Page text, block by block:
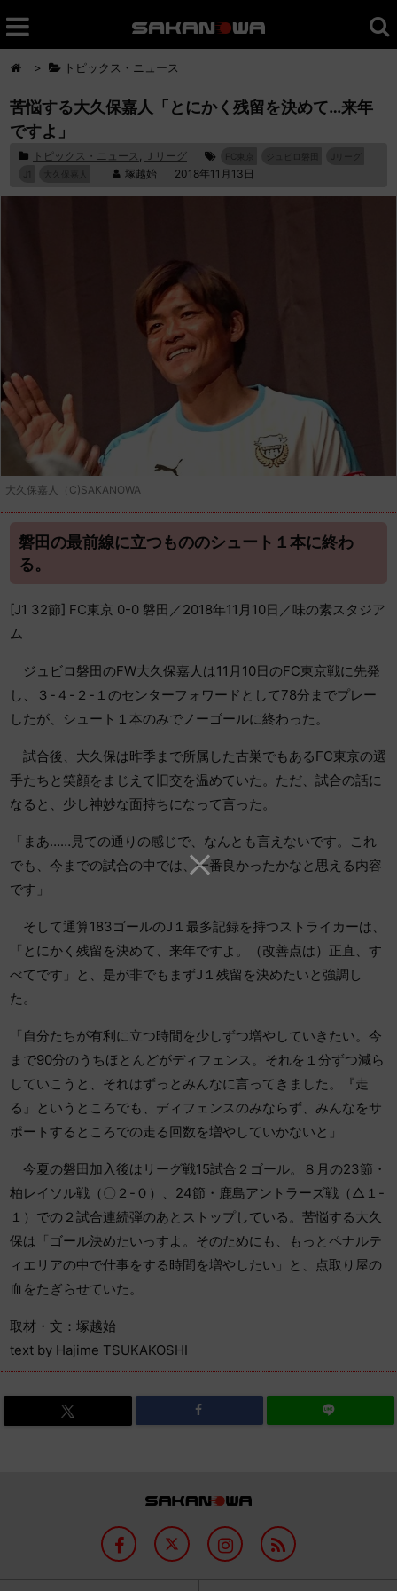
> トピックス・ニュース
苦悩する大久保嘉人「とにかく残留を決めて…来年
ですよ」
トピックス・ニュース , Ｊリーグ
大久保嘉人 塚越始 2018年11月13日
大久保嘉人（C)SAKANOWA
磐田の最前線に立つもののシュート１本に終わ
る。
[J1 32節] FC東京 0-0 磐田／2018年11月10日／味の素スタジア
ム
ジュビロ磐田のFW大久保嘉人は11月10日のFC東京戦に先発
し、３-４-２-１のセンターフォワードとして78分までプレー
したが、シュート１本のみでノーゴールに終わった。
試合後、大久保は昨季まで所属した古巣でもあるFC東京の選
手たちと笑顔をまじえて旧交を温めていた。ただ、試合の話に
なると、少し神妙な面持ちになって言った。
「まあ……見ての通りの感じで、なんとも言えないです。これ
でも、今までの試合の中では、一番良かったかなと思える内容
です」
そして通算183ゴールのJ１最多記録を持つストライカーは、
「とにかく残留を決めて、来年ですよ。（改善点は）正直、す
べてです」と、是が非でもまずJ１残留を決めたいと強調し
た。
「自分たちが有利に立つ時間を少しずつ増やしていきたい。今
まで90分のうちほとんどがディフェンス。それを１分ずつ減ら
していこうと、それはずっとみんなに言ってきました。『走
る』というところでも、ディフェンスのみならず、みんなをサ
ポートするところでの走る回数を増やしていかないと」
今夏の磐田加入後はリーグ戦15試合２ゴール。８月の23節・
柏レイソル戦（〇２-０）、24節・鹿島アントラーズ戦（△１-
１）での２試合連続弾のあとストップしている。苦悩する大久
保は「ゴール決めたいっすよ。そのためにも、もっとペナルテ
ィエリアの中で仕事をする時間を増やしたい」と、点取り屋の
血をたぎらせていた。
取材・文：塚越始
text by Hajime TSUKAKOSHI